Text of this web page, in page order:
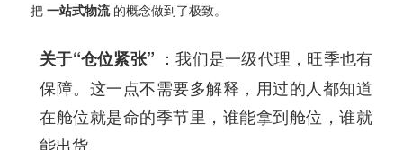
把 一站式物流 的概念做到了极致。
关于“仓位紧张” ：我们是一级代理，旺季也有
保障。这一点不需要多解释，用过的人都知道
在舱位就是命的季节里，谁能拿到舱位，谁就
能出货。